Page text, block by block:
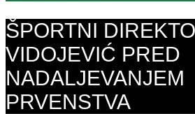
ŠPORTNI
VIDOJEVIĆ PRED
NADALJEVANJEM
PRVENSTVA